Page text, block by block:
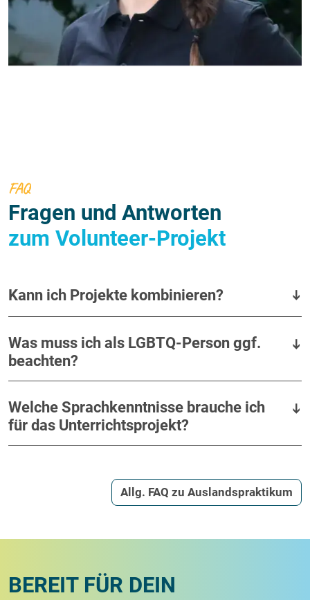
FAQ
Fragen und Antworten
zum Volunteer-Projekt
Kann ich Projekte kombinieren?
Was muss ich als LGBTQ-Person ggf.
beachten?
Welche Sprachkenntnisse brauche ich
für das Unterrichtsprojekt?
Allg. FAQ zu Auslandspraktikum
BEREIT FÜR DEIN